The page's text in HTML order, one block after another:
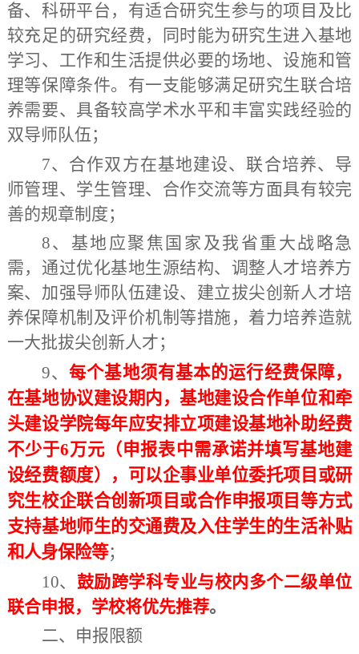
备、科研平台，有适合研究生参与的项目及比
较充足的研究经费，同时能为研究生进入基地
学习、工作和生活提供必要的场地、设施和管
理等保障条件。有一支能够满足研究生联合培
养需要、具备较高学术水平和丰富实践经验的
双导师队伍；
7、 合作双方在基地建设、联合培养、导
师管理、学生管理、合作交流等方面具有较完
善的规章制度；
8、 基地应聚焦国家及我省重大战略急
需，通过优化基地生源结构、调整人才培养方
案、加强导师队伍建设、建立拔尖创新人才培
养保障机制及评价机制等措施，着力培养造就
一大批拔尖创新人才；
9、每个基地须有基本的运行经费保障，
在基地协议建设期内，基地建设合作单位和牵
头建设学院每年应安排立项建设基地补助经费
不少于6万元（申报表中需承诺并填写基地建
设经费额度），可以企事业单位委托项目或研
究生校企联合创新项目或合作申报项目等方式
支持基地师生的交通费及入住学生的生活补贴
和人身保险等；
10、 鼓励跨学科专业与校内多个二级单位
联合申报，学校将优先推荐。
二、申报限额